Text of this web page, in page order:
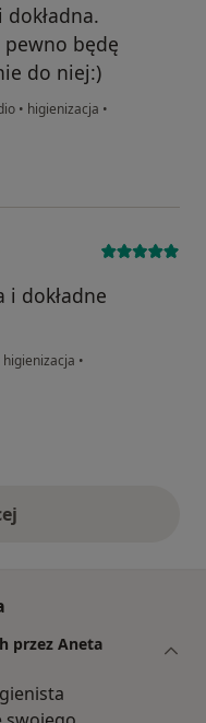
pewno będę
do niej:)
• higienizacja •
i dokładne
higienizacja •
powyżej
przez Aneta